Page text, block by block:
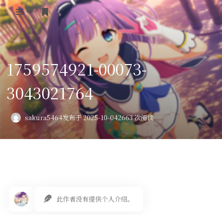
首页
VPS评测
AI绘画
教程
图库
登录
1759574921-00073-
3043021764
sakura5464发布于 2025-10-042663 次阅读
此作者没有提供个人介绍。